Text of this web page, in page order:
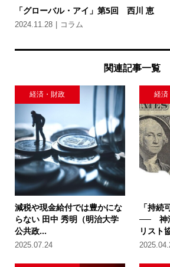
「グローバル・アイ」第5回 西川 恵
2024.11.28 コラム
関連記事一覧
経済・財政
減税や現金給付では豊かにな
らない 田中 秀明（明治大学
公共政...
2025.07.24
経済
「持続
── 神
リスト